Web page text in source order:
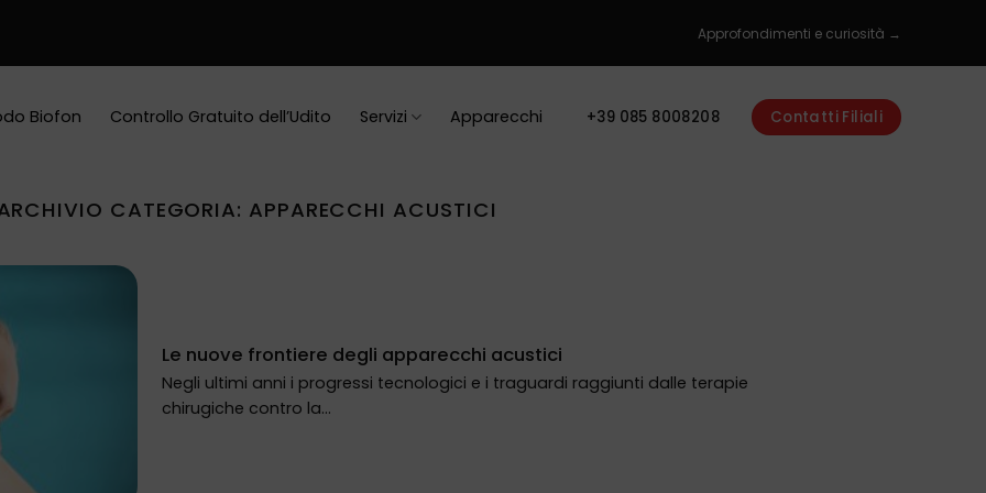
Approfondimenti e curiosità →
Biofon Controllo Gratuito dell’Udito Servizi Apparecchi +39 085 8008208 Contatti Filiali
CATEGORIA: APPARECCHI ACUSTICI
Le nuove frontiere degli apparecchi acustici
Negli ultimi anni i progressi tecnologici e i traguardi raggiunti dalle terapie
chirugiche contro la...